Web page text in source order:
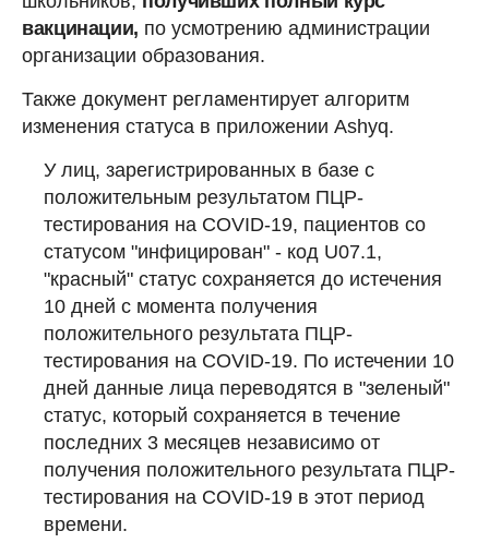
вакцинации, по усмотрению администрации
организации образования.
Также документ регламентирует алгоритм
изменения статуса в приложении Ashyq.
У лиц, зарегистрированных в базе с
положительным результатом ПЦР-
тестирования на COVID-19, пациентов со
статусом "инфицирован" - код U07.1,
"красный" статус сохраняется до истечения
10 дней с момента получения
положительного результата ПЦР-
тестирования на COVID-19. По истечении 10
дней данные лица переводятся в "зеленый"
статус, который сохраняется в течение
последних 3 месяцев независимо от
получения положительного результата ПЦР-
тестирования на COVID-19 в этот период
времени.